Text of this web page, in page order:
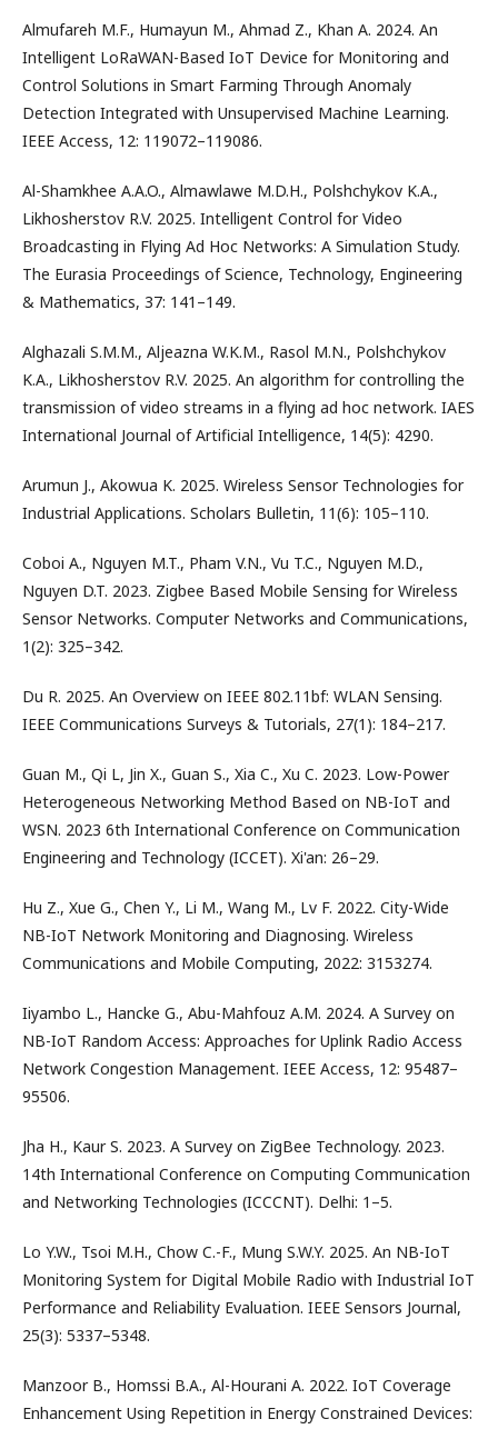
Almufareh M.F., Humayun M., Ahmad Z., Khan A. 2024. An
Intelligent LoRaWAN-Based IoT Device for Monitoring and
Control Solutions in Smart Farming Through Anomaly
Detection Integrated with Unsupervised Machine Learning.
IEEE Access, 12: 119072–119086.
Al-Shamkhee A.A.O., Almawlawe M.D.H., Polshchykov K.A.,
Likhosherstov R.V. 2025. Intelligent Control for Video
Broadcasting in Flying Ad Hoc Networks: A Simulation Study.
The Eurasia Proceedings of Science, Technology, Engineering
& Mathematics, 37: 141–149.
Alghazali S.M.M., Aljeazna W.K.M., Rasol M.N., Polshchykov
K.A., Likhosherstov R.V. 2025. An algorithm for controlling the
transmission of video streams in a flying ad hoc network. IAES
International Journal of Artificial Intelligence, 14(5): 4290.
Arumun J., Akowua K. 2025. Wireless Sensor Technologies for
Industrial Applications. Scholars Bulletin, 11(6): 105–110.
Coboi A., Nguyen M.T., Pham V.N., Vu T.C., Nguyen M.D.,
Nguyen D.T. 2023. Zigbee Based Mobile Sensing for Wireless
Sensor Networks. Computer Networks and Communications,
1(2): 325–342.
Du R. 2025. An Overview on IEEE 802.11bf: WLAN Sensing.
IEEE Communications Surveys & Tutorials, 27(1): 184–217.
Guan M., Qi L, Jin X., Guan S., Xia C., Xu C. 2023. Low-Power
Heterogeneous Networking Method Based on NB-IoT and
WSN. 2023 6th International Conference on Communication
Engineering and Technology (ICCET). Xi'an: 26–29.
Hu Z., Xue G., Chen Y., Li M., Wang M., Lv F. 2022. City-Wide
NB-IoT Network Monitoring and Diagnosing. Wireless
Communications and Mobile Computing, 2022: 3153274.
Iiyambo L., Hancke G., Abu-Mahfouz A.M. 2024. A Survey on
NB-IoT Random Access: Approaches for Uplink Radio Access
Network Congestion Management. IEEE Access, 12: 95487–
95506.
Jha H., Kaur S. 2023. A Survey on ZigBee Technology. 2023.
14th International Conference on Computing Communication
and Networking Technologies (ICCCNT). Delhi: 1–5.
Lo Y.W., Tsoi M.H., Chow C.-F., Mung S.W.Y. 2025. An NB-IoT
Monitoring System for Digital Mobile Radio with Industrial IoT
Performance and Reliability Evaluation. IEEE Sensors Journal,
25(3): 5337–5348.
Manzoor B., Homssi B.A., Al-Hourani A. 2022. IoT Coverage
Enhancement Using Repetition in Energy Constrained Devices: